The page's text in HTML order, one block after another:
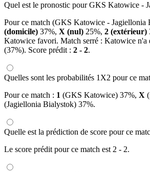
Quel est le pronostic pour GKS Katowice -
Pour ce match (GKS Katowice - Jagiellonia
(domicile) 37%, X (nul) 25%, 2 (extérieur)
Katowice favori. Match serré : Katowice n'a
(37%). Score prédit : 2 - 2.
Quelles sont les probabilités 1X2 pour ce
Pour ce match : 1 (GKS Katowice) 37%, X
(Jagiellonia Bialystok) 37%.
Quelle est la prédiction de score pour ce
Le score prédit pour ce match est 2 - 2.